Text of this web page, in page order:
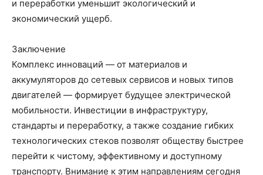
и переработки уменьшит экологический и
экономический ущерб.
Заключение
Комплекс инноваций — от материалов и
аккумуляторов до сетевых сервисов и новых типов
двигателей — формирует будущее электрической
мобильности. Инвестиции в инфраструктуру,
стандарты и переработку, а также создание гибких
технологических стеков позволят обществу быстрее
перейти к чистому, эффективному и доступному
транспорту. Внимание к этим направлениям сегодня